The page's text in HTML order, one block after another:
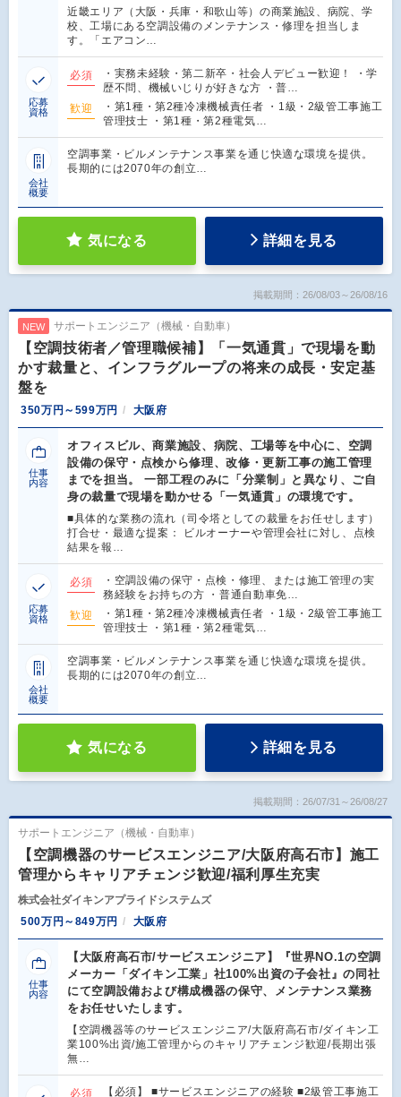
近畿エリア（大阪・兵庫・和歌山等）の商業施設、病院、学
校、工場にある空調設備のメンテナンス・修理を担当しま
す。「エアコン…
応募
資格
必須
・実務未経験・第二新卒・社会人デビュー歓迎！ ・学
歴不問、機械いじりが好きな方 ・普…
歓迎
・第1種・第2種冷凍機械責任者 ・1級・2級管工事施工
管理技士 ・第1種・第2種電気…
会社
概要
空調事業・ビルメンテナンス事業を通じ快適な環境を提供。
長期的には2070年の創立…
気になる 詳細を見る
掲載期間：26/08/03～26/08/16
NEW サポートエンジニア（機械・自動車）
【空調技術者／管理職候補】「一気通貫」で現場を動
かす裁量と、インフラグループの将来の成長・安定基
盤を
350万円～599万円 大阪府
仕事
内容
オフィスビル、商業施設、病院、工場等を中心に、空調
設備の保守・点検から修理、改修・更新工事の施工管理
までを担当。 一部工程のみに「分業制」と異なり、ご自
身の裁量で現場を動かせる「一気通貫」の環境です。
■具体的な業務の流れ（司令塔としての裁量をお任せします）
打合せ・最適な提案： ビルオーナーや管理会社に対し、点検
結果を報…
応募
資格
必須
・空調設備の保守・点検・修理、または施工管理の実
務経験をお持ちの方 ・普通自動車免…
歓迎
・第1種・第2種冷凍機械責任者 ・1級・2級管工事施工
管理技士 ・第1種・第2種電気…
会社
概要
空調事業・ビルメンテナンス事業を通じ快適な環境を提供。
長期的には2070年の創立…
気になる 詳細を見る
掲載期間：26/07/31～26/08/27
サポートエンジニア（機械・自動車）
【空調機器のサービスエンジニア/大阪府高石市】施工
管理からキャリアチェンジ歓迎/福利厚生充実
株式会社ダイキンアプライドシステムズ
500万円～849万円
大阪府
仕事
内容
【大阪府高石市/サービスエンジニア】『世界NO.1の空調
メーカー「ダイキン工業」社100%出資の子会社』の同社
にて空調設備および構成機器の保守、メンテナンス業務
をお任せいたします。
【空調機器等のサービスエンジニア/大阪府高石市/ダイキン工
業100%出資/施工管理からのキャリアチェンジ歓迎/長期出張
無…
必須
【必須】 ■サービスエンジニアの経験 ■2級管工事施工